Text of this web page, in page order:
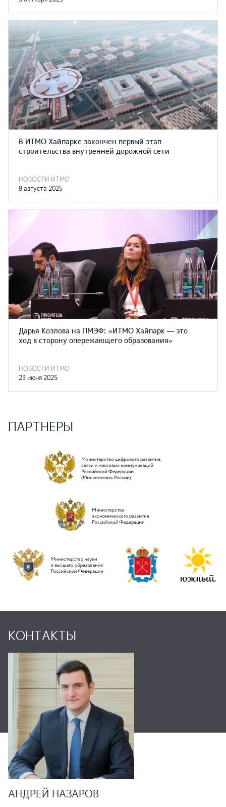
В ИТМО Хайпарке закончен первый этап
строительства внутренней дорожной сети
НОВОСТИ ИТМО
8 августа 2025
Дарья Козлова на ПМЭФ: «ИТМО Хайпарк — это
ход в сторону опережающего образования»
НОВОСТИ ИТМО
23 июня 2025
ПАРТНЕРЫ
КОНТАКТЫ
АНДРЕЙ НАЗАРОВ